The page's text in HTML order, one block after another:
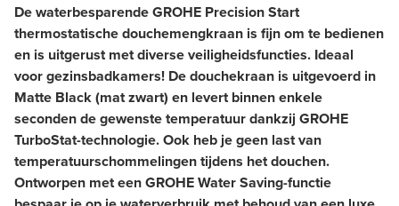
De waterbesparende GROHE Precision Start
thermostatische douchemengkraan is fijn om te bedienen
en is uitgerust met diverse veiligheidsfuncties. Ideaal
voor gezinsbadkamers! De douchekraan is uitgevoerd in
Matte Black (mat zwart) en levert binnen enkele
seconden de gewenste temperatuur dankzij GROHE
TurboStat-technologie. Ook heb je geen last van
temperatuurschommelingen tijdens het douchen.
Ontworpen met een GROHE Water Saving-functie